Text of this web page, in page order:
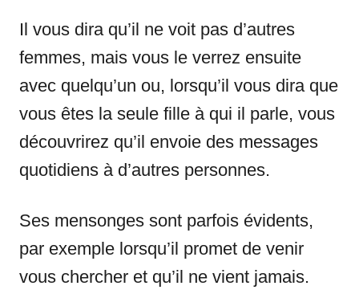
Il vous dira qu’il ne voit pas d’autres
femmes, mais vous le verrez ensuite
avec quelqu’un ou, lorsqu’il vous dira que
vous êtes la seule fille à qui il parle, vous
découvrirez qu’il envoie des messages
quotidiens à d’autres personnes.
Ses mensonges sont parfois évidents,
par exemple lorsqu’il promet de venir
vous chercher et qu’il ne vient jamais.